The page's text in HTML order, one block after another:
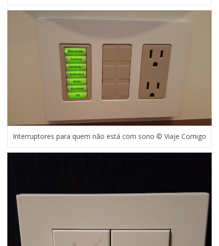
Interruptores para quem não está com sono © Viaje Comigo